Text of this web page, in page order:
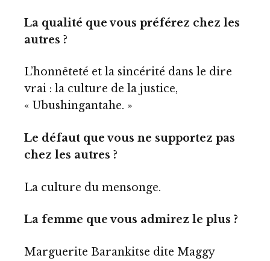
La qualité que vous préférez chez les
autres ?
L’honnêteté et la sincérité dans le dire
vrai : la culture de la justice,
« Ubushingantahe. »
Le défaut que vous ne supportez pas
chez les autres ?
La culture du mensonge.
La femme que vous admirez le plus ?
Marguerite Barankitse dite Maggy